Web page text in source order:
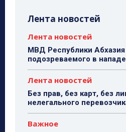
Лента новостей
Лента новостей
МВД Республики
подозреваемого в
Лента новостей
Без прав, без карт, без
нелегального
Важное